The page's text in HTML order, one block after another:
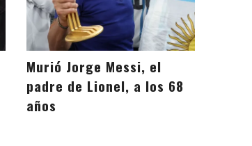
Murió Jorge Messi, el
padre de Lionel, a los 68
años